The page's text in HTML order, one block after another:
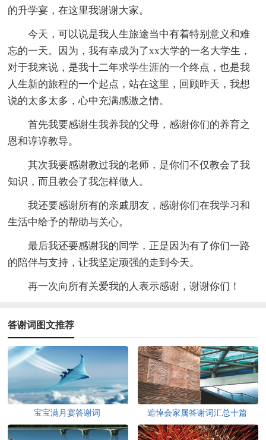
的升学宴，在这里我谢谢大家。
今天，可以说是我人生旅途当中有着特别意义和难
忘的一天。因为，我有幸成为了xx大学的一名大学生，
对于我来说，是我十二年求学生涯的一个终点，也是我
人生新的旅程的一个起点，站在这里，回顾昨天，我想
说的太多太多，心中充满感激之情。
首先我要感谢生我养我的父母，感谢你们的养育之
恩和谆谆教导。
其次我要感谢教过我的老师，是你们不仅教会了我
知识，而且教会了我怎样做人。
我还要感谢所有的亲戚朋友，感谢你们在我学习和
生活中给予的帮助与关心。
最后我还要感谢我的同学，正是因为有了你们一路
的陪伴与支持，让我坚定顽强的走到今天。
再一次向所有关爱我的人表示感谢，谢谢你们！
答谢词图文推荐
宝宝满月宴答谢词 追悼会家属答谢词汇总十篇